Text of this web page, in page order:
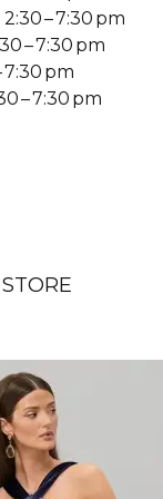
– 7:30 pm
– 7:30 pm
7:30 pm
– 7:30 pm